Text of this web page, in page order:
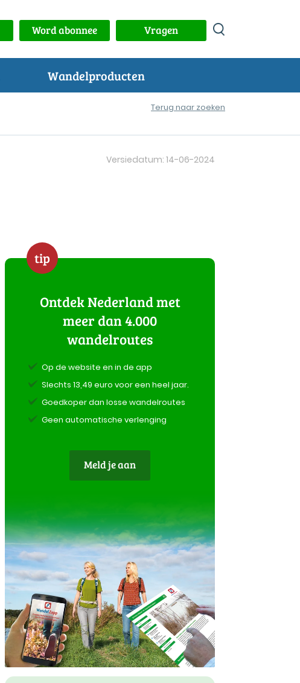
Word abonnee Vragen
Wandelproducten
Terug naar zoeken
Versiedatum: 14-06-2024
tip
Ontdek Nederland met
meer dan 4.000
wandelroutes
Op de website en in de app
Slechts 13,49 euro voor een heel jaar.
Goedkoper dan losse wandelroutes
Geen automatische verlenging
Meld je aan